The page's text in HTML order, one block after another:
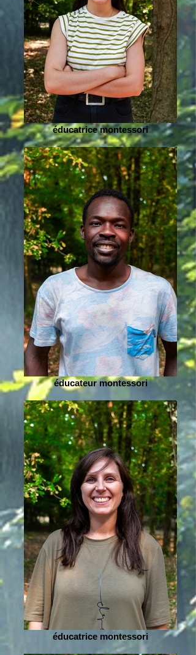
éducatrice montessori
éducateur montessori
éducatrice montessori